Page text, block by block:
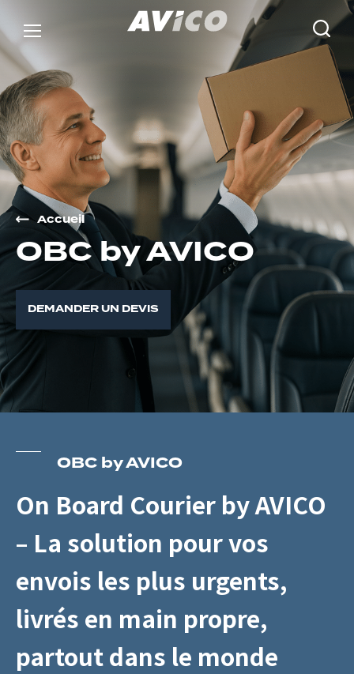
Accueil
OBCbyAVICO
DEMANDER UN DEVIS
OBC by AVICO
On Board Courier by AVICO
– La solution pour vos
envois les plus urgents,
livrés en main propre,
partout dans le monde